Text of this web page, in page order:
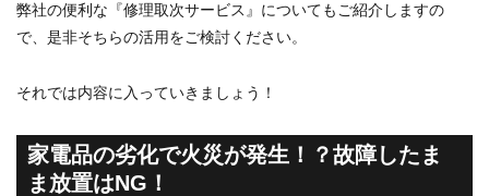
弊社の便利な『修理取次サービス』についてもご紹介しますの
で、是非そちらの活用をご検討ください。
それでは内容に入っていきましょう！
家電品の劣化で火災が発生！？故障したま
ま放置はNG！